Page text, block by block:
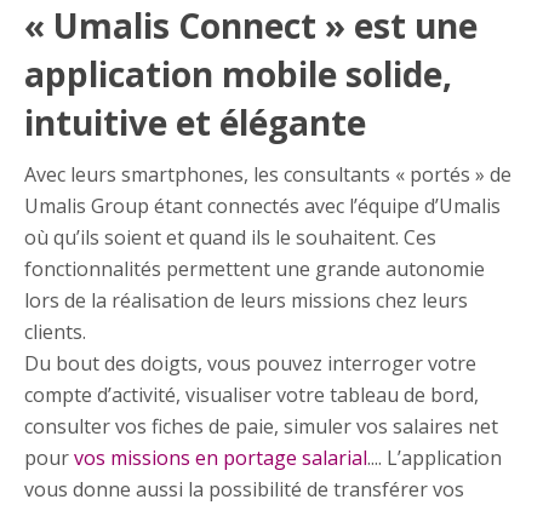
« Umalis Connect » est une
application mobile solide,
intuitive et élégante
Avec leurs smartphones, les consultants « portés » de
Umalis Group étant connectés avec l’équipe d’Umalis
où qu’ils soient et quand ils le souhaitent. Ces
fonctionnalités permettent une grande autonomie
lors de la réalisation de leurs missions chez leurs
clients.
Du bout des doigts, vous pouvez interroger votre
compte d’activité, visualiser votre tableau de bord,
consulter vos fiches de paie, simuler vos salaires net
pourvos missions en portage salarial.... L’application
vous donne aussi la possibilité de transférer vos